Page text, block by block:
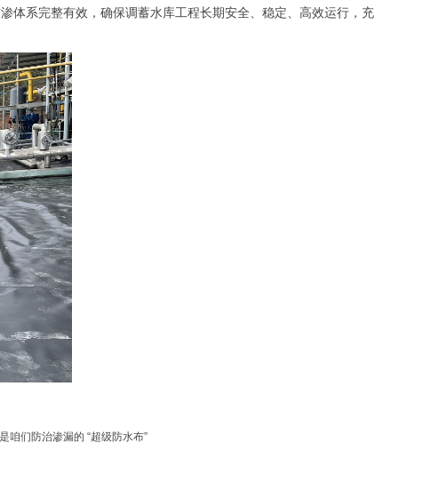
体系完整有效，确保调蓄水库工程长期安全、稳定、高效运行，充
咱们防治渗漏的 “超级防水布”